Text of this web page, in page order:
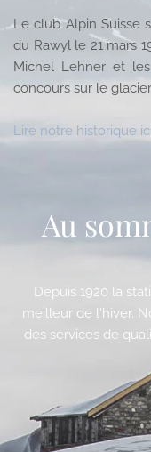
Le club Alpin Suisse
du Rawyl le 21 mars
Michel Lehner et
concours sur le
Lire notre historique ici
Au
Depuis 1920 la
meilleur de l'hiver.
des services de